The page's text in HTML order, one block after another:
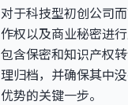
对于科技型初创公司
作权以及商业秘密进
包含保密和知识产权
理归档，并确保其中
优势的关键一步。